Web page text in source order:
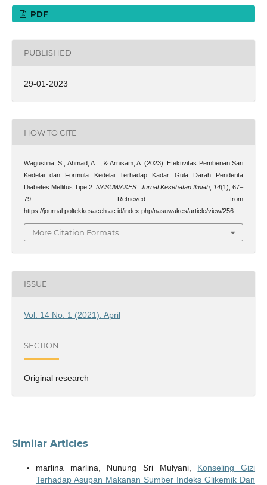
PDF
PUBLISHED
29-01-2023
HOW TO CITE
Wagustina, S., Ahmad, A. ., & Arnisam, A. (2023). Efektivitas Pemberian Sari
Kedelai dan Formula Kedelai Terhadap Kadar Gula Darah Penderita
Diabetes Mellitus Tipe 2.NASUWAKES: Jurnal Kesehatan Ilmiah, 14(1), 67–
79. Retrieved from
https://journal.poltekkesaceh.ac.id/index.php/nasuwakes/article/view/256
More Citation Formats
ISSUE
Vol. 14 No. 1 (2021): April
SECTION
Original research
Similar Articles
marlina marlina, Nunung Sri Mulyani, Konseling Gizi
Terhadap Asupan Makanan Sumber Indeks Glikemik Dan